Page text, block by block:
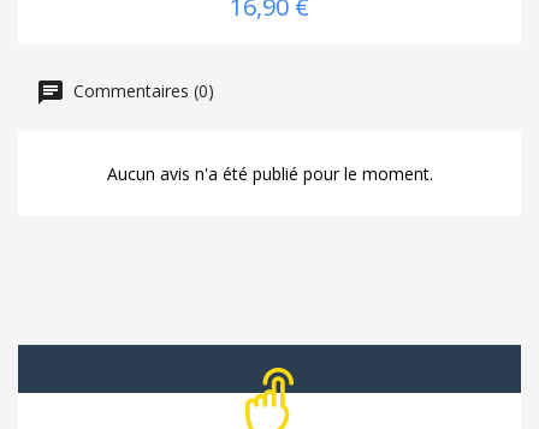
Commentaires (0)
Aucun avis n'a été publié pour le moment.